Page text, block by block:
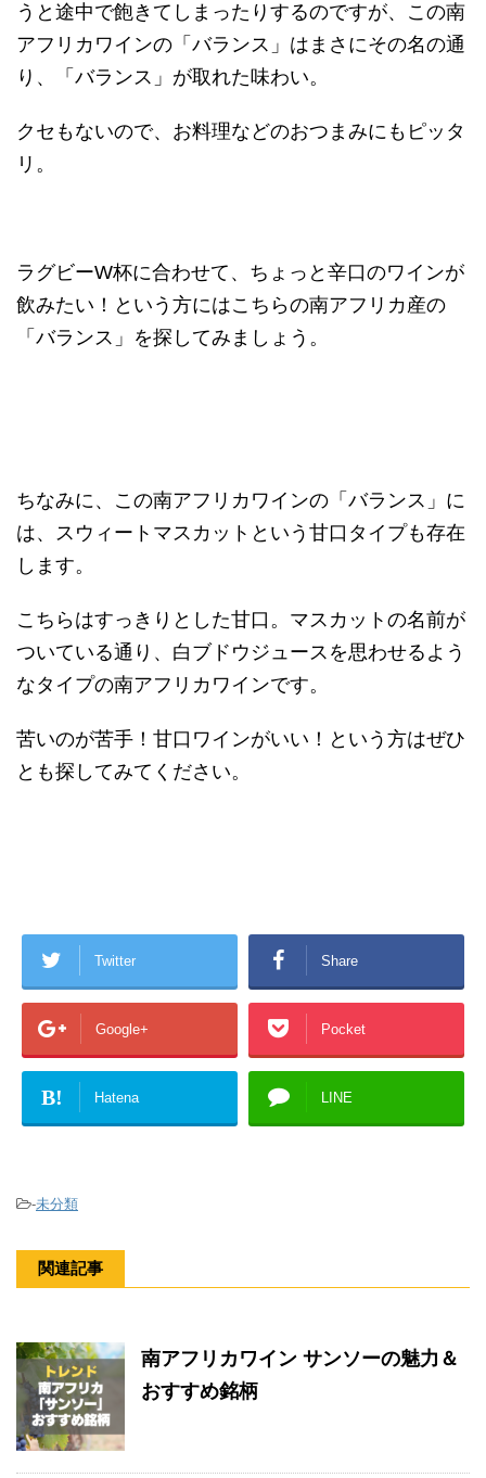
うと途中で飽きてしまったりするのですが、この南
アフリカワインの「バランス」はまさにその名の通
り、「バランス」が取れた味わい。
クセもないので、お料理などのおつまみにもピッタ
リ。
ラグビーW杯に合わせて、ちょっと辛口のワインが
飲みたい！という方にはこちらの南アフリカ産の
「バランス」を探してみましょう。
ちなみに、この南アフリカワインの「バランス」に
は、スウィートマスカットという甘口タイプも存在
します。
こちらはすっきりとした甘口。マスカットの名前が
ついている通り、白ブドウジュースを思わせるよう
なタイプの南アフリカワインです。
苦いのが苦手！甘口ワインがいい！という方はぜひ
とも探してみてください。
Twitter Share
Google+ Pocket
B! Hatena LINE
-未分類
関連記事
南アフリカワイン サンソーの魅力＆
おすすめ銘柄